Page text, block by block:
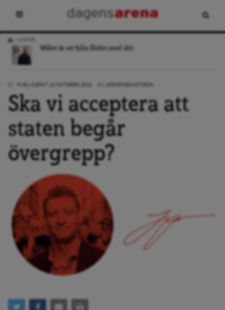
Målet är att fylla flödet med skit
Ska vi acceptera att
staten begår
övergrepp?